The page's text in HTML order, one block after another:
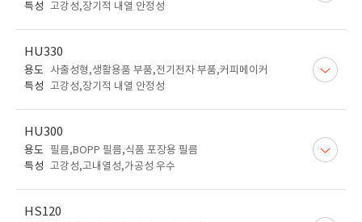
특성 고강성,장기적 내열 안정성
HU330
용도
사출성형,생활용품 부품,전기전자 부품,커피메이커
특성 고강성,장기적 내열 안정성
HU300
용도 필름,BOPP 필름,식품 포장용 필름
특성 고강성,고내열성,가공성 우수
HS120